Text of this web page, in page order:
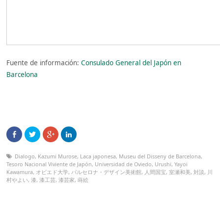
Fuente de información:Consulado General del Japón en
Barcelona
Dialogo, Kazumi Murose, Laca japonesa, Museu del Disseny de Barcelona,
Tesoro Nacional Viviente de Japón, Universidad de Oviedo, Urushi,Yayoi
Kawamura, オビエド大学,バルセロナ・デザイン美術館, 人間国宝,室瀬和美, 対談, 川
村やよい,漆,漆工芸,漆芸家,蒔絵